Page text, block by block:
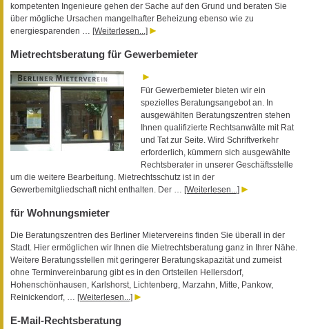
kompetenten Ingenieure gehen der Sache auf den Grund und beraten Sie
über mögliche Ursachen mangelhafter Beheizung ebenso wie zu
energiesparenden … [Weiterlesen...]
Mietrechtsberatung für Gewerbemieter
Für Gewerbemieter bieten wir ein
spezielles Beratungsangebot an. In
ausgewählten Beratungszentren stehen
Ihnen qualifizierte Rechtsanwälte mit Rat
und Tat zur Seite. Wird Schriftverkehr
erforderlich, kümmern sich ausgewählte
Rechtsberater in unserer Geschäftsstelle
um die weitere Bearbeitung. Mietrechtsschutz ist in der
Gewerbemitgliedschaft nicht enthalten. Der … [Weiterlesen...]
für Wohnungsmieter
Die Beratungszentren des Berliner Mietervereins finden Sie überall in der
Stadt. Hier ermöglichen wir Ihnen die Mietrechtsberatung ganz in Ihrer Nähe.
Weitere Beratungsstellen mit geringerer Beratungskapazität und zumeist
ohne Terminvereinbarung gibt es in den Ortsteilen Hellersdorf,
Hohenschönhausen, Karlshorst, Lichtenberg, Marzahn, Mitte, Pankow,
Reinickendorf, … [Weiterlesen...]
E-Mail-Rechtsberatung